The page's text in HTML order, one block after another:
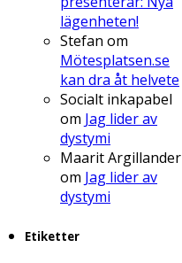
lägenheten!
Stefan om
Mötesplatsen.se
kan dra åt helvete
Socialt inkapabel
om Jag lider av
dystymi
Maarit Argillander
om Jag lider av
dystymi
Etiketter